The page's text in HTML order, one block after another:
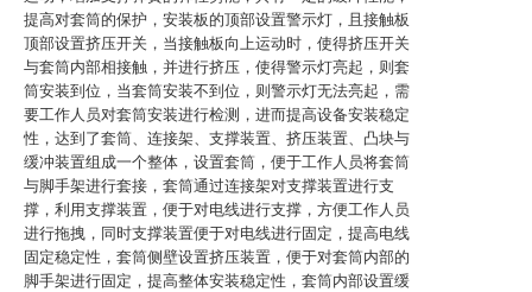
提高对套筒的保护，安装板的顶部设置警示灯，且接触板
顶部设置挤压开关，当接触板向上运动时，使得挤压开关
与套筒内部相接触，并进行挤压，使得警示灯亮起，则套
筒安装到位，当套筒安装不到位，则警示灯无法亮起，需
要工作人员对套筒安装进行检测，进而提高设备安装稳定
性，达到了套筒、连接架、支撑装置、挤压装置、凸块与
缓冲装置组成一个整体，设置套筒，便于工作人员将套筒
与脚手架进行套接，套筒通过连接架对支撑装置进行支
撑，利用支撑装置，便于对电线进行支撑，方便工作人员
进行拖拽，同时支撑装置便于对电线进行固定，提高电线
固定稳定性，套筒侧壁设置挤压装置，便于对套筒内部的
脚手架进行固定，提高整体安装稳定性，套筒内部设置缓